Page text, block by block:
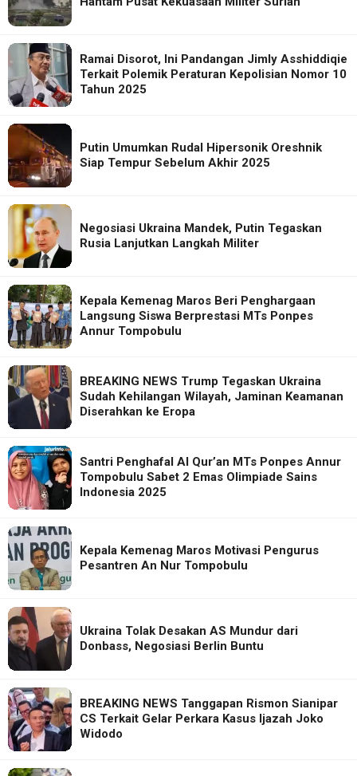
Ramai Disorot, Ini Pandangan Jimly Asshiddiqie
Terkait Polemik Peraturan Kepolisian Nomor 10
Tahun 2025
Putin Umumkan Rudal Hipersonik Oreshnik
Siap Tempur Sebelum Akhir 2025
Negosiasi Ukraina Mandek, Putin Tegaskan
Rusia Lanjutkan Langkah Militer
Kepala Kemenag Maros Beri Penghargaan
Langsung Siswa Berprestasi MTs Ponpes
Annur Tompobulu
BREAKING NEWS Trump Tegaskan Ukraina
Sudah Kehilangan Wilayah, Jaminan Keamanan
Diserahkan ke Eropa
Santri Penghafal Al Qur’an MTs Ponpes Annur
Tompobulu Sabet 2 Emas Olimpiade Sains
Indonesia 2025
Kepala Kemenag Maros Motivasi Pengurus
Pesantren An Nur Tompobulu
Ukraina Tolak Desakan AS Mundur dari
Donbass, Negosiasi Berlin Buntu
BREAKING NEWS Tanggapan Rismon Sianipar
CS Terkait Gelar Perkara Kasus Ijazah Joko
Widodo